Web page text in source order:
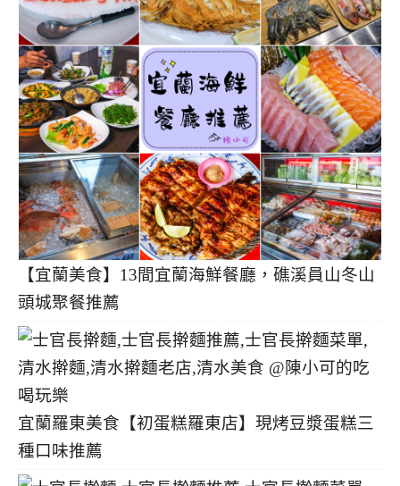
【宜蘭美食】13間宜蘭海鮮餐廳，礁溪員山冬山
頭城聚餐推薦
宜蘭羅東美食【初蛋糕羅東店】現烤豆漿蛋糕三
種口味推薦